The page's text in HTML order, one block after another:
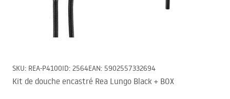
SKU: REA-P4100ID: 2564EAN: 5902557332694
Kit de douche encastré Rea Lungo Black + BOX